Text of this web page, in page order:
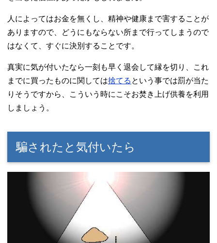
人によってはお金を無くし、精神や健康まで害することが
ありますので、どうにもならない所まで行ってしまうので
はなくて、すぐに決別することです。
真実に気が付いたなら一刻も早く退会して縁を切り、これ
までに買ったものに関しては捨てる という事では罰が当た
りそうですから、こういう時にこそお焚き上げ供養を利用
しましょう。
騙されたと気付いたら